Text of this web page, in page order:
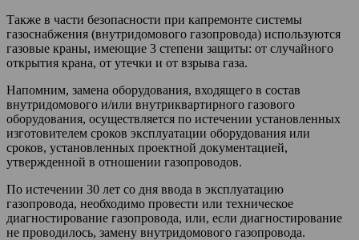
Также в части безопасности при капремонте системы
газоснабжения (внутридомового газопровода) используются
газовые краны, имеющие 3 степени защиты: от случайного
открытия крана, от утечки и от взрыва газа.
Напомним, замена оборудования, входящего в состав
внутридомового и/или внутриквартирного газового
оборудования, осуществляется по истечении установленных
изготовителем сроков эксплуатации оборудования или
сроков, установленных проектной документацией,
утвержденной в отношении газопроводов.
По истечении 30 лет со дня ввода в эксплуатацию
газопровода, необходимо провести или техническое
диагностирование газопровода, или, если диагностирование
не проводилось, замену внутридомового газопровода.